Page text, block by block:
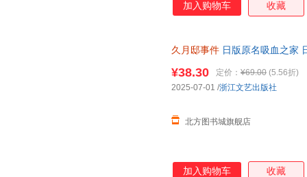
加入购物车 收藏
久月邸事件 日版原名吸血之家
¥38.30 定价： ¥69.00 (5.56折)
北方图书城旗舰店
2025-07-01 /浙江文艺出版社
加入购物车 收藏